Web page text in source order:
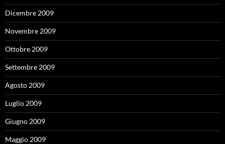
Dicembre 2009
Novembre 2009
Ottobre 2009
Settembre 2009
Agosto 2009
Luglio 2009
Giugno 2009
Maggio 2009